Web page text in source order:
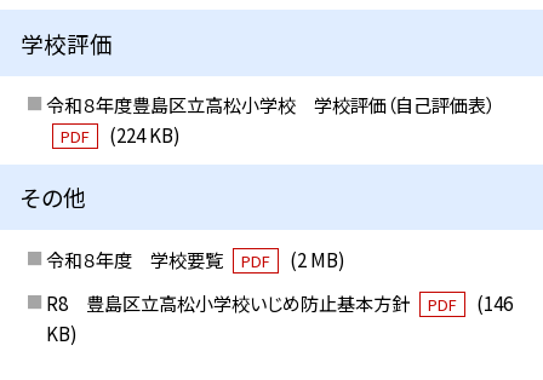
学校評価
令和８年度豊島区立高松小学校 学校評価（自己評価表）
PDF (224 KB)
その他
令和８年度 学校要覧 PDF
(2 MB)
R8 豊島区立高松小学校いじめ防止基本方針
PDF
(146
KB)